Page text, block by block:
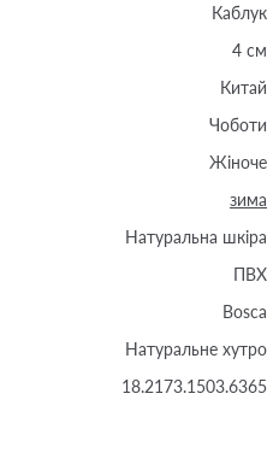
Каблук
4 см
Китай
Чоботи
Жіноче
зима
Натуральна шкіра
ПВХ
Bosca
Натуральне хутро
18.2173.1503.6365